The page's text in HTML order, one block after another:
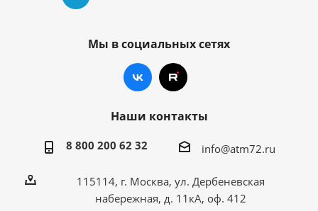
Мы в социальных сетях
Наши контакты
8 800 200 62 32 info@atm72.ru
115114, г. Москва, ул. Дербеневская
набережная, д. 11кА, оф. 412